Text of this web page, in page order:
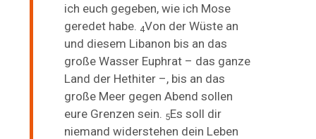
ich euch gegeben, wie ich Mose
geredet habe. 4Von der Wüste an
und diesem Libanon bis an das
große Wasser Euphrat – das ganze
Land der Hethiter –, bis an das
große Meer gegen Abend sollen
eure Grenzen sein. 5Es soll dir
niemand widerstehen dein Leben